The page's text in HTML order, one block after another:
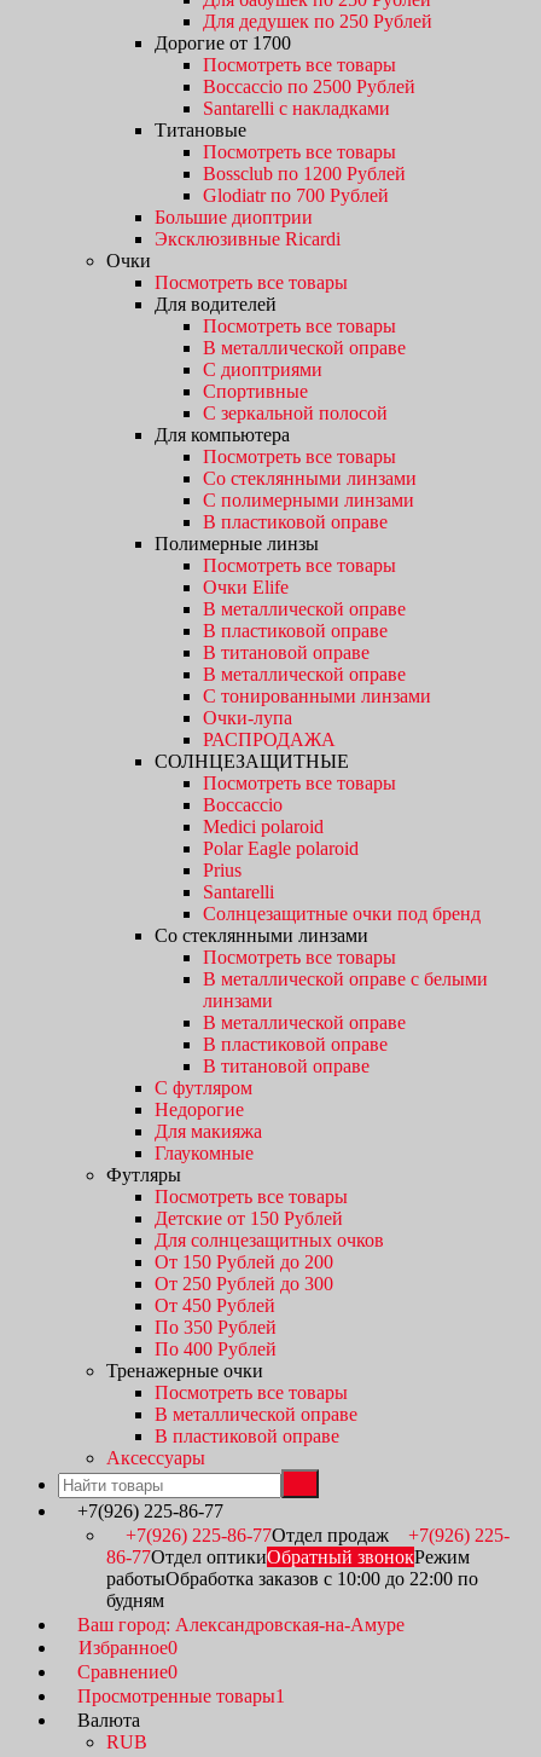
Для дедушек по 250 Рублей
Дорогие от 1700
Посмотреть все товары
Boccaccio по 2500 Рублей
Santarelli с накладками
Титановые
Посмотреть все товары
Bossclub по 1200 Рублей
Glodiatr по 700 Рублей
Большие диоптрии
Эксклюзивные Ricardi
Очки
Посмотреть все товары
Для водителей
Посмотреть все товары
В металлической оправе
С диоптриями
Спортивные
С зеркальной полосой
Для компьютера
Посмотреть все товары
Со стеклянными линзами
С полимерными линзами
В пластиковой оправе
Полимерные линзы
Посмотреть все товары
Очки Elife
В металлической оправе
В пластиковой оправе
В титановой оправе
В металлической оправе
С тонированными линзами
Очки-лупа
РАСПРОДАЖА
СОЛНЦЕЗАЩИТНЫЕ
Посмотреть все товары
Boccaccio
Medici polaroid
Polar Eagle polaroid
Prius
Santarelli
Солнцезащитные очки под бренд
Со стеклянными линзами
Посмотреть все товары
В металлической оправе с белыми
линзами
В металлической оправе
В пластиковой оправе
В титановой оправе
С футляром
Недорогие
Для макияжа
Глаукомные
Футляры
Посмотреть все товары
Детские от 150 Рублей
Для солнцезащитных очков
От 150 Рублей до 200
От 250 Рублей до 300
От 450 Рублей
По 350 Рублей
По 400 Рублей
Тренажерные очки
Посмотреть все товары
В металлической оправе
В пластиковой оправе
Аксессуары
+7(926) 225-86-77
+7(926) 225-86-77Отдел продаж
+7(926) 225-
86-77Отдел оптикиОбратный звонокРежим
работыОбработка заказов с 10:00 до 22:00 по
будням
Ваш город: Александровская-на-Амуре
Избранное0
Сравнение0
Просмотренные товары1
Валюта
RUB